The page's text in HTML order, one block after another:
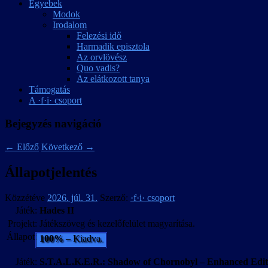
Egyebek
Modok
Irodalom
Felezési idő
Harmadik episztola
Az orvlövész
Quo vadis?
Az elátkozott tanya
Támogatás
A ·f·i· csoport
Bejegyzés navigáció
← Előző Következő →
Állapotjelentés
Közzétéve 2026. júl. 31. Szerző: ·f·i· csoport
Játék: Hades II
Projekt: Játékszöveg és kezelőfelület magyarítása.
Állapot: 100%– Kiadva.
Játék: S.T.A.L.K.E.R.: Shadow of Chornobyl – Enhanced